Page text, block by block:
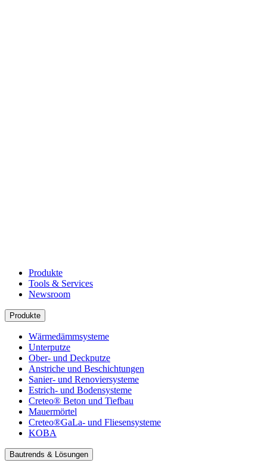
Produkte
Tools & Services
Newsroom
Produkte
Wärmedämmsysteme
Unterputze
Ober- und Deckputze
Anstriche und Beschichtungen
Sanier- und Renoviersysteme
Estrich- und Bodensysteme
Creteo® Beton und Tiefbau
Mauermörtel
Creteo®GaLa- und Fliesensysteme
KOBA
Bautrends & Lösungen